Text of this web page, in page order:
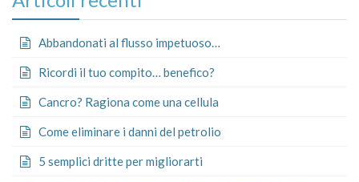
Abbandonati al flusso impetuoso…
Ricordi il tuo compito… benefico?
Cancro? Ragiona come una cellula
Come eliminare i danni del petrolio
5 semplici dritte per migliorarti